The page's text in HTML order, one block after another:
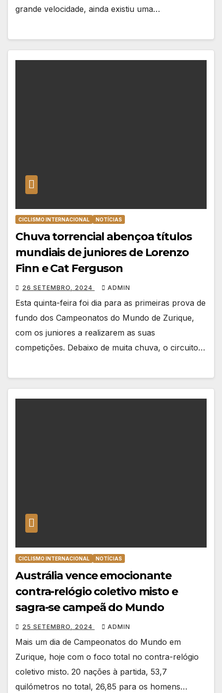
grande velocidade, ainda existiu uma…
CICLISMO INTERNACIONAL NOTÍCIAS
Chuva torrencial abençoa títulos
mundiais de juniores de Lorenzo
Finn e Cat Ferguson
26 SETEMBRO, 2024 ADMIN
Esta quinta-feira foi dia para as primeiras prova de
fundo dos Campeonatos do Mundo de Zurique,
com os juniores a realizarem as suas
competições. Debaixo de muita chuva, o circuito…
CICLISMO INTERNACIONAL NOTÍCIAS
Austrália vence emocionante
contra-relógio coletivo misto e
sagra-se campeã do Mundo
25 SETEMBRO, 2024 ADMIN
Mais um dia de Campeonatos do Mundo em
Zurique, hoje com o foco total no contra-relógio
coletivo misto. 20 nações à partida, 53,7
quilómetros no total, 26,85 para os homens…